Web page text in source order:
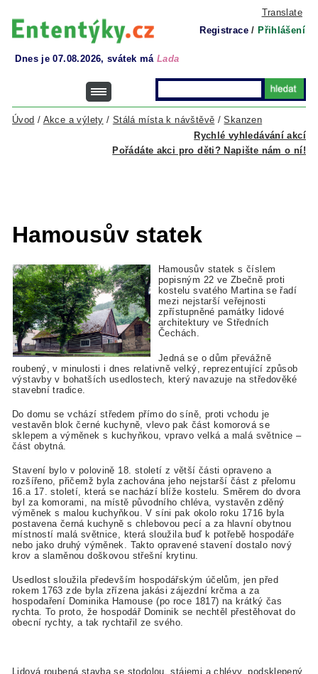
Translate
Registrace / Přihlášení
Dnes je 07.08.2026, svátek má Lada
Rychlé vyhledávání akcí
Úvod / Akce a výlety / Stálá místa k návštěvě /Skanzen
Pořádáte akci pro děti? Napište nám o ní!
Hamousův statek
Hamousův statek s číslem
popisným 22 ve Zbečně proti
kostelu svatého Martina se řadí
mezi nejstarší veřejnosti
zpřístupněné památky lidové
architektury ve Středních
Čechách.
Jedná se o dům převážně
roubený, v minulosti i dnes relativně velký, reprezentující způsob
výstavby v bohatších usedlostech, který navazuje na středověké
stavební tradice.
Do domu se vchází středem přímo do síně, proti vchodu je
vestavěn blok černé kuchyně, vlevo pak část komorová se
sklepem a výměnek s kuchyňkou, vpravo velká a malá světnice –
část obytná.
Stavení bylo v polovině 18. století z větší části opraveno a
rozšířeno, přičemž byla zachována jeho nejstarší část z přelomu
16.a 17. století, která se nachází blíže kostelu. Směrem do dvora
byl za komorami, na místě původního chléva, vystavěn zděný
výměnek s malou kuchyňkou. V síni pak okolo roku 1716 byla
postavena černá kuchyně s chlebovou pecí a za hlavní obytnou
místností malá světnice, která sloužila buď k potřebě hospodáře
nebo jako druhý výměnek. Takto opravené stavení dostalo nový
krov a slaměnou doškovou střešní krytinu.
Usedlost sloužila především hospodářským účelům, jen před
rokem 1763 zde byla zřízena jakási zájezdní krčma a za
hospodaření Dominika Hamouse (po roce 1817) na krátký čas
rychta. To proto, že hospodář Dominik se nechtěl přestěhovat do
obecní rychty, a tak rychtařil ze svého.
Lidová roubená stavba se stodolou, stájemi a chlévy, podsklepený